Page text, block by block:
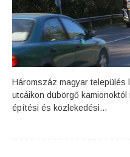
Háromszáz magyar település
utcáikon dübörgő
építési és közlekedési...